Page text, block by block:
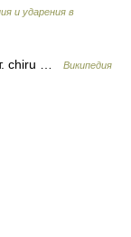
и ударения в
chiru … Википедия